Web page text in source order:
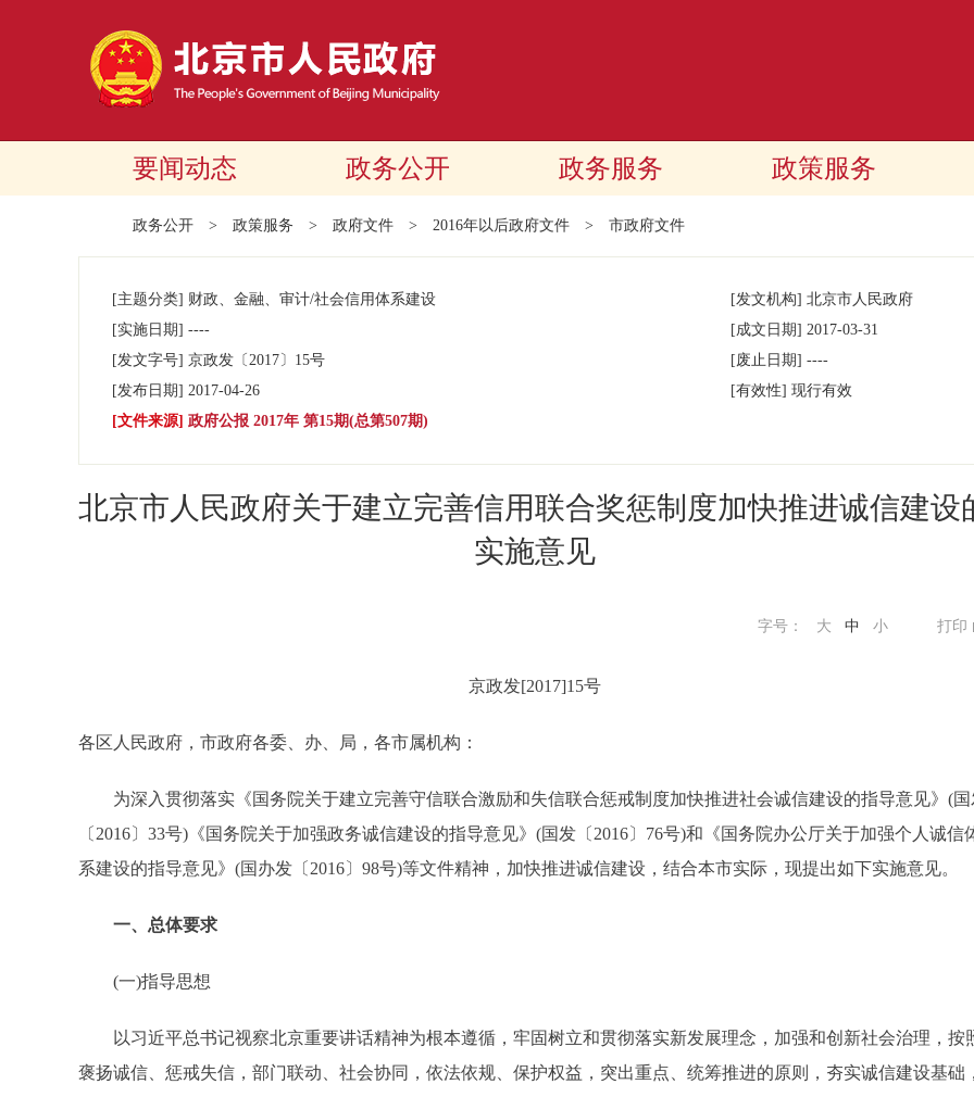
要闻动态 政务公开 政务服务 政策服务
政务公开 > 政策服务 > 政府文件 > 2016年以后政府文件 > 市政府文件
[主题分类] 财政、金融、审计/社会信用体系建设 [发文机构] 北京市人民政府
[实施日期] ---- [成文日期] 2017-03-31
[发文字号] 京政发 〔2017〕 15号 [废止日期] ----
[发布日期] 2017-04-26 [有效性] 现行有效
[文件来源] 政府公报 2017年 第15期(总第507期)
北京市人民政府关于建立完善信用联合奖惩制度加快推进诚信建设
实施意见
打印
字号： 大 中 小
京政发[2017]15号
各区人民政府，市政府各委、办、局，各市属机构：
为深入贯彻落实《国务院关于建立完善守信联合激励和失信联合惩戒制度加快推进社会诚信建设的指导意见》(国
〔2016〕33号)《国务院关于加强政务诚信建设的指导意见》(国发〔2016〕76号)和《国务院办公厅关于加强个人诚信
系建设的指导意见》(国办发〔2016〕98号)等文件精神，加快推进诚信建设，结合本市实际，现提出如下实施意见。
一、总体要求
(一)指导思想
以习近平总书记视察北京重要讲话精神为根本遵循，牢固树立和贯彻落实新发展理念，加强和创新社会治理，按
褒扬诚信、惩戒失信，部门联动、社会协同，依法依规、保护权益，突出重点、统筹推进的原则，夯实诚信建设基础，